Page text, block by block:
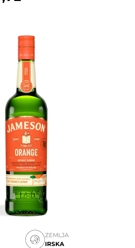
ZEMLJA
IRSKA